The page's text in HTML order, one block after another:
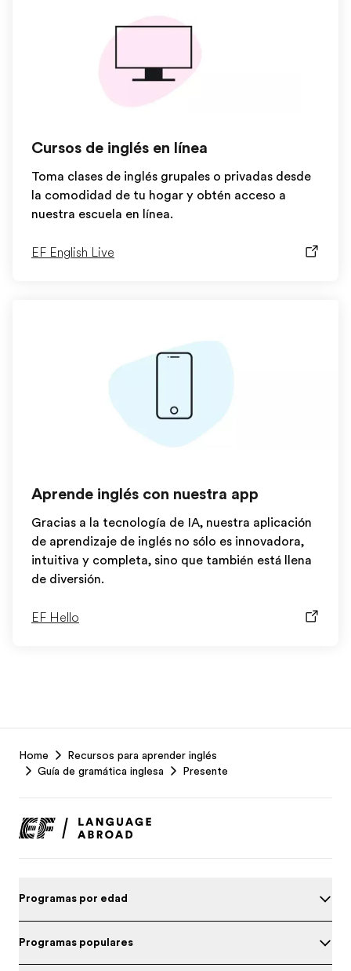
Cursos de inglés en línea
Toma clases de inglés grupales o privadas desde
la comodidad de tu hogar y obtén acceso a
nuestra escuela en línea.
EF English Live
Aprende inglés con nuestra app
Gracias a la tecnología de IA, nuestra aplicación
de aprendizaje de inglés no sólo es innovadora,
intuitiva y completa, sino que también está llena
de diversión.
EF Hello
Footer
Home
Recursos para aprender inglés
Guía de gramática inglesa
Presente
Programas por edad
Programas populares